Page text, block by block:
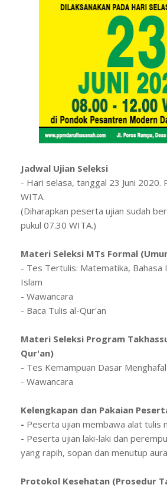
Jadwal Ujian Seleksi
- Hari selasa, tanggal 23 Juni 2020.
WITA.
(Diharapkan peserta ujian sudah
pukul 07.30 WITA.)
Materi Seleksi MTs Formal
- Tes Tertulis: Matematika, Bahasa
Islam
- Wawancara
- Baca Tulis al-Qur'an
Materi Seleksi Program
Qur'an)
- Tes Kemampuan Dasar Menghafal
- Wawancara
Kelengkapan dan Pakaian
- Peserta ujian membawa alat tulis
- Peserta ujian laki-laki dan
yang rapih, sopan dan menutup
Protokol Kesehatan (Prosedur